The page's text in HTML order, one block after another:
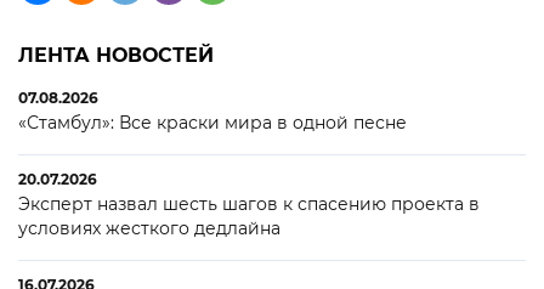
ЛЕНТА НОВОСТЕЙ
07.08.2026
«Стамбул»: Все краски мира в одной песне
20.07.2026
Эксперт назвал шесть шагов к спасению проекта в
условиях жесткого дедлайна
16.07.2026